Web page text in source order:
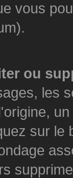
vous
ou
les
sur le